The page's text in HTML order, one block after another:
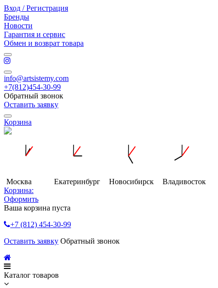
Вход / Регистрация
Бренды
Новости
Гарантия и сервис
Обмен и возврат товара
info@artsistemy.com
+7(812)454-30-99
Обратный звонок
Оставить заявку
Корзина
Москва Екатеринбург Новосибирск
Владивосток
Корзина:
Оформить
Ваша корзина пуста
+7 (812) 454-30-99
Оставить заявку Обратный звонок
Каталог товаров